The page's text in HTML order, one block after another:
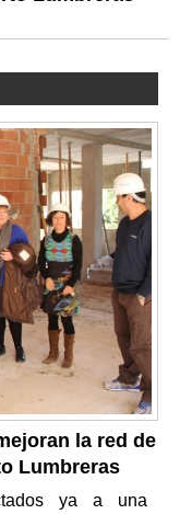
la red de
Lumbreras
ya a una